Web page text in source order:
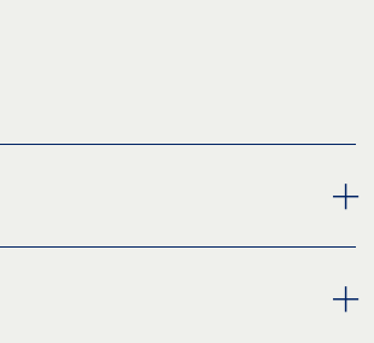
R-ISM/0 SOFTCLOSE / ECLINE 带硬